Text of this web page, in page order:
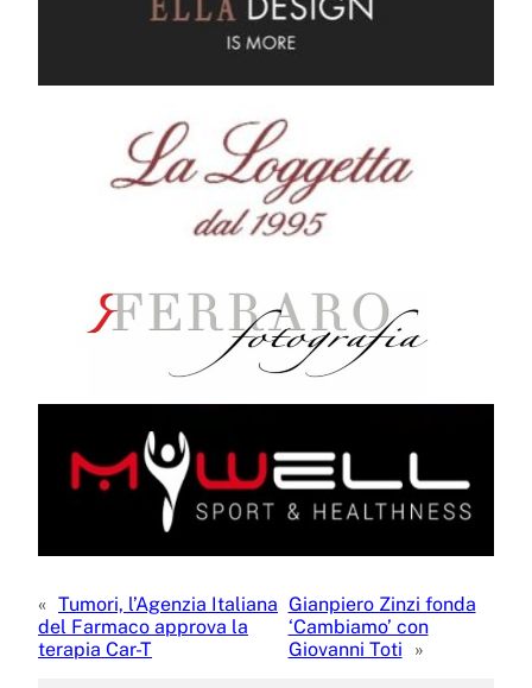
« Tumori, l’Agenzia Italiana
del Farmaco approva la
terapia Car-T
Gianpiero Zinzi fonda
‘Cambiamo’ con
Giovanni Toti
»